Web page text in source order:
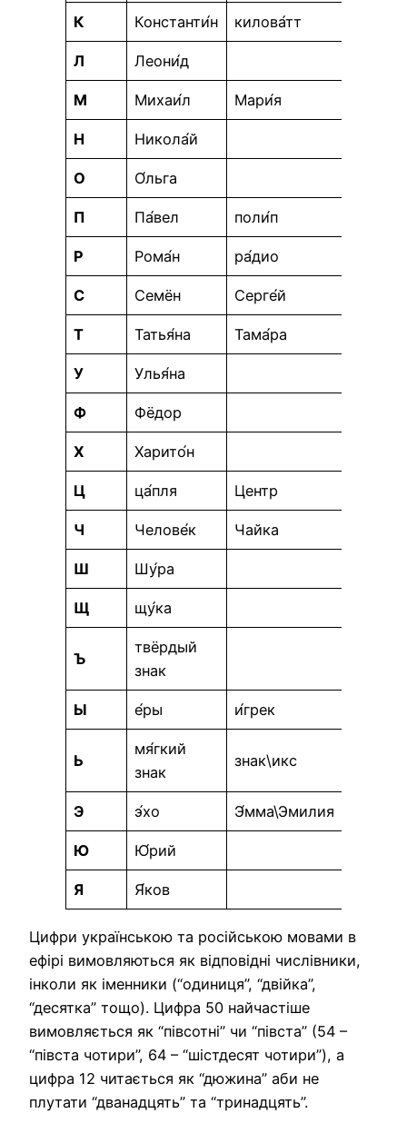
К Константи́н килова́тт
Л Леони́д
М Михаи́л Мари́я
Н Никола́й
О О́льга
П Па́вел поли́п
Р Рома́н ра́дио
С Семён Серге́й
Т Татья́на Тама́ра
У Улья́на
Ф Фёдор
Х Харито́н
Ц ца́пля Центр
Ч Челове́к Чайка
Ш Шу́ра
Щ щу́ка
Ъ
твёрдый
знак
Ы е́ры и́грек
Ь
мя́гкий
знак
знак\икс
Э э́хо Э́мма\Эмилия
Ю Ю́рий
Я Я́ков
Цифри українською та російською мовами в
ефірі вимовляються як відповідні числівники,
інколи як іменники (“одиниця”, “двійка”,
“десятка” тощо). Цифра 50 найчастіше
вимовляється як “півсотні” чи “півста” (54 –
“півста чотири”, 64 – “шістдесят чотири”), а
цифра 12 читається як “дюжина” аби не
плутати “дванадцять” та “тринадцять”.